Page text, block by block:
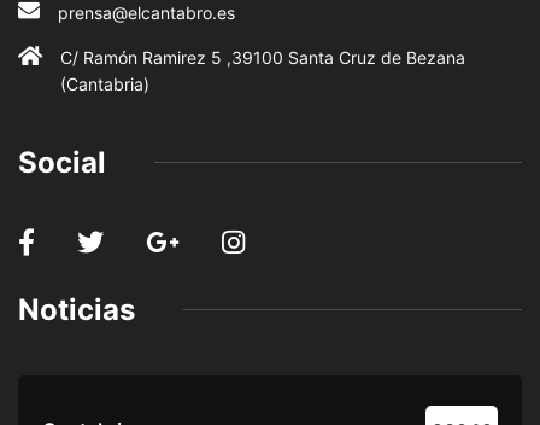
prensa@elcantabro.es
C/ Ramón Ramirez 5 ,39100 Santa Cruz de Bezana
(Cantabria)
Social
Noticias